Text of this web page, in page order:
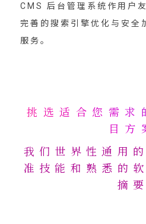
CMS 后台管理系统作用户
完善的搜索引擎优化与安全
服务。
挑选适合您需求
目方
我们世界性通用
准技能和熟悉的
摘要